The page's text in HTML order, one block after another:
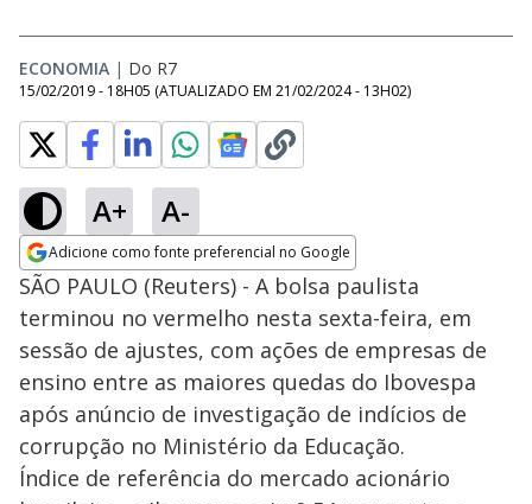
ECONOMIA | Do R7
15/02/2019 - 18H05 (ATUALIZADO EM 21/02/2024 - 13H02)
A+ A-
Adicione como fonte preferencial no Google
Opens in new window
SÃO PAULO (Reuters) - A bolsa paulista
terminou no vermelho nesta sexta-feira, em
sessão de ajustes, com ações de empresas de
ensino entre as maiores quedas do Ibovespa
após anúncio de investigação de indícios de
corrupção no Ministério da Educação.
Índice de referência do mercado acionário